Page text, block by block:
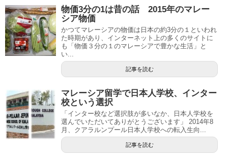
物価3分の1は昔の話 2015年のマレー
シア物価
かつてマレーシアの物価は日本の約3分の１といわれ
た時期があり、インターネット上の多くのサイトに
も「物価３分の１のマレーシアで豊かな生活」と
い...
記事を読む
マレーシア留学で日本人学校、インター
校という選択
「インター校など選択肢が多いなか、日本人学校を
選んでいただいてありがとうございます」 2014年8
月、クアラルンプール日本人学校への転入生向...
記事を読む